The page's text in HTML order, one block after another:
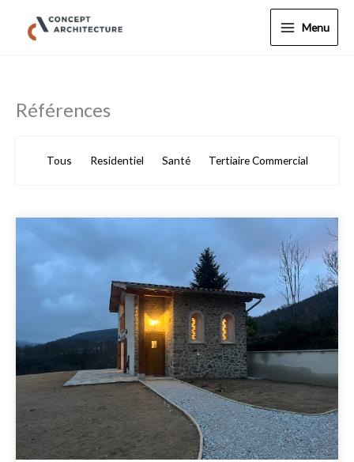
contenu
Menu
Références
Tous Residentiel Santé Tertiaire Commercial